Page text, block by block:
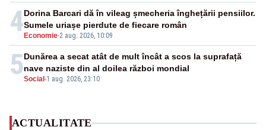
4 Economie-2 aug. 2026, 10:09
Dorina Barcari dă în vileag șmecheria înghețării pensiilor.
Sumele uriașe pierdute de fiecare român
5Social -1 aug. 2026, 23:10
Dunărea a secat atât de mult încât a scos la suprafață
nave naziste din al doilea război mondial
ACTUALITATE